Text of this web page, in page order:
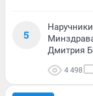
5
Дмитрия
4 498